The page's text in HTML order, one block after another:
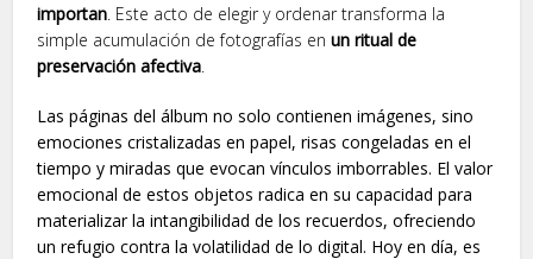
importan . Este acto de elegir y ordenar transforma la
simple acumulación de fotografías enun ritual de
preservación afectiva
Las páginas del álbum no solo contienen imágenes, sino
emociones cristalizadas en papel, risas congeladas en el
tiempo y miradas que evocan vínculos imborrables. El valor
emocional de estos objetos radica en su capacidad para
materializar la intangibilidad de los recuerdos, ofreciendo
un refugio contra la volatilidad de lo digital. Hoy en día, es